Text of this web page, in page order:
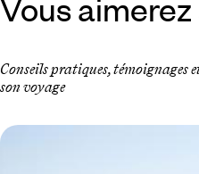
Conseils pratiques,
son voyage